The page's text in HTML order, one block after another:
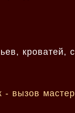
- вызов